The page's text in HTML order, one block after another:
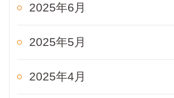
2025年6月
2025年5月
2025年4月